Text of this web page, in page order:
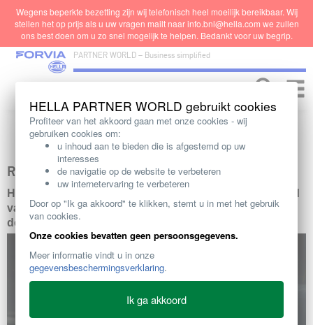
PARTNER WORLD – Business simplified
Toggle
REMSYSTEEM
HELLA biedt een omvangrijk assortiment op het gebied
van remmen aan - met geavanceerde technologie voor
de allerhoogste prestaties.
Wegens beperkte bezetting zijn wij telefonisch heel moeilijk bereikbaar. Wij
stellen het op prijs als u uw vragen mailt naar info.bnl@hella.com we zullen
ons best doen om u zo snel mogelijk te helpen. Bedankt voor uw begrip.
HELLA PARTNER WORLD gebruikt cookies
Profiteer van het akkoord gaan met onze cookies - wij
gebruiken cookies om:
u inhoud aan te bieden die is afgestemd op uw
interesses
de navigatie op de website te verbeteren
uw internetervaring te verbeteren
Door op "Ik ga akkoord" te klikken, stemt u in met het gebruik
van cookies.
Onze cookies bevatten geen persoonsgegevens.
Meer informatie vindt u in onze
gegevensbeschermingsverklaring.
Ik ga akkoord